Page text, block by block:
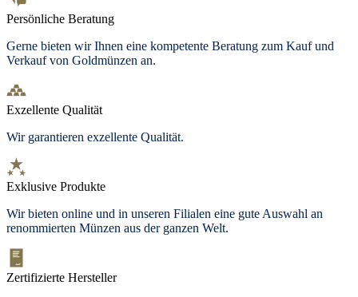
Persönliche Beratung
Gerne bieten wir Ihnen eine kompetente Beratung zum Kauf und
Verkauf von Goldmünzen an.
Exzellente Qualität
Wir garantieren exzellente Qualität.
Exklusive Produkte
Wir bieten online und in unseren Filialen eine gute Auswahl an
renommierten Münzen aus der ganzen Welt.
Zertifizierte Hersteller